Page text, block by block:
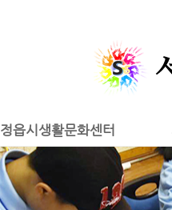
정읍시생활문화센터